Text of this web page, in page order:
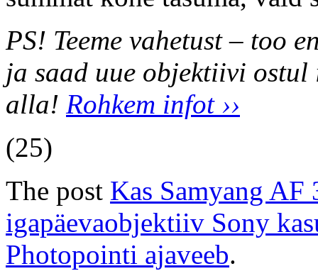
PS! Teeme vahetust – too
ja saad uue objektiivi ostul
alla! Rohkem infot ››
(25)
The post Kas Samyang AF
igapäevaobjektiiv Sony
Photopointi ajaveeb.